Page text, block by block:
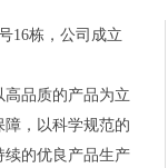
16栋，公司成立
品质的产品为立
，以科学规范的
续的优良产品生产